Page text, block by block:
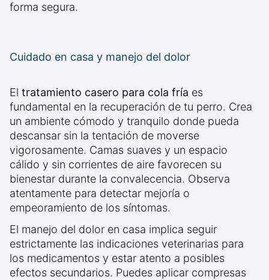
forma segura.
Cuidado en casa y manejo del dolor
El tratamiento casero para cola fría es
fundamental en la recuperación de tu perro. Crea
un ambiente cómodo y tranquilo donde pueda
descansar sin la tentación de moverse
vigorosamente. Camas suaves y un espacio
cálido y sin corrientes de aire favorecen su
bienestar durante la convalecencia. Observa
atentamente para detectar mejoría o
empeoramiento de los síntomas.
El manejo del dolor en casa implica seguir
estrictamente las indicaciones veterinarias para
los medicamentos y estar atento a posibles
efectos secundarios. Puedes aplicar compresas